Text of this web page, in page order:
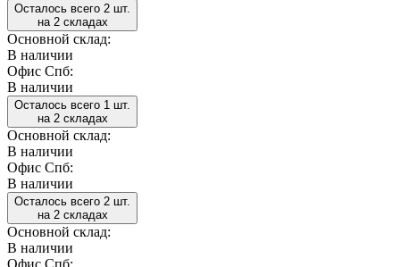
Осталось всего 2 шт.
на 2 складах
Основной склад:
В наличии
Офис Спб:
В наличии
Осталось всего 1 шт.
на 2 складах
Основной склад:
В наличии
Офис Спб:
В наличии
Осталось всего 2 шт.
на 2 складах
Основной склад:
В наличии
Офис Спб: